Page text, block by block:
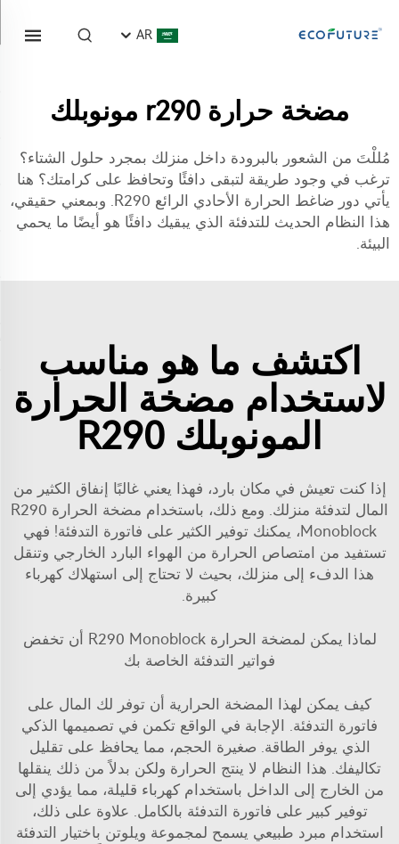
AR
مضخة حرارة r290 مونوبلك
مُللْتَ من الشعور بالبرودة داخل منزلك بمجرد حلول الشتاء؟
ترغب في وجود طريقة لتبقى دافئًا وتحافظ على كرامتك؟ هنا
يأتي دور ضاغط الحرارة الأحادي الرائع R290. وبمعني حقيقي،
هذا النظام الحديث للتدفئة الذي يبقيك دافئًا هو أيضًا ما يحمي
البيئة.
اكتشف ما هو مناسب
لاستخدام مضخة الحرارة
المونوبلك R290
إذا كنت تعيش في مكان بارد، فهذا يعني غالبًا إنفاق الكثير من
المال لتدفئة منزلك. ومع ذلك، باستخدام مضخة الحرارة R290
Monoblock، يمكنك توفير الكثير على فاتورة التدفئة! فهي
تستفيد من امتصاص الحرارة من الهواء البارد الخارجي وتنقل
هذا الدفء إلى منزلك، بحيث لا تحتاج إلى استهلاك كهرباء
كبيرة.
لماذا يمكن لمضخة الحرارة R290 Monoblock أن تخفض
فواتير التدفئة الخاصة بك
كيف يمكن لهذا المضخة الحرارية أن توفر لك المال على
فاتورة التدفئة. الإجابة في الواقع تكمن في تصميمها الذكي
الذي يوفر الطاقة. صغيرة الحجم، مما يحافظ على تقليل
تكاليفك. هذا النظام لا ينتج الحرارة ولكن بدلاً من ذلك ينقلها
من الخارج إلى الداخل باستخدام كهرباء قليلة، مما يؤدي إلى
توفير كبير على فاتورة التدفئة بالكامل. علاوة على ذلك،
استخدام مبرد طبيعي يسمح لمجموعة ويلوتن باختيار التدفئة